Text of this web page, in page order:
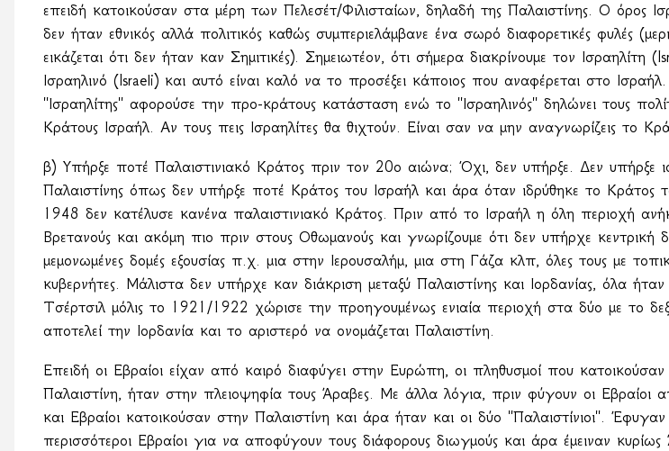
επειδή κατοικούσαν στα μέρη των Πελεσέτ/Φιλισταίων, δηλαδή της Παλαιστίνης. Ο όρος
δεν ήταν εθνικός αλλά πολιτικός καθώς συμπεριελάμβανε ένα σωρό διαφορετικές φυλές
εικάζεται ότι δεν ήταν καν Σημιτικές). Σημειωτέον, ότι σήμερα διακρίνουμε τον Ισραηλίτη
Ισραηλινό (Israeli) και αυτό είναι καλό να το προσέξει κάποιος που αναφέρεται στο
''Ισραηλίτης'' αφορούσε την προ-κράτους κατάσταση ενώ το ''Ισραηλινός'' δηλώνει τους
Κράτους Ισραήλ. Αν τους πεις Ισραηλίτες θα θιχτούν. Είναι σαν να μην αναγνωρίζεις το
β) Υπήρξε ποτέ Παλαιστινιακό Κράτος πριν τον 20ο αιώνα; Όχι, δεν υπήρξε. Δεν υπήρξε
Παλαιστίνης όπως δεν υπήρξε ποτέ Κράτος του Ισραήλ και άρα όταν ιδρύθηκε το Κράτος
1948 δεν κατέλυσε κανένα παλαιστινιακό Κράτος. Πριν από το Ισραήλ η όλη περιοχή
Βρετανούς και ακόμη πιο πριν στους Οθωμανούς και γνωρίζουμε ότι δεν υπήρχε κεντρική
μεμονωμένες δομές εξουσίας π.χ. μια στην Ιερουσαλήμ, μια στη Γάζα κλπ, όλες τους με
κυβερνήτες. Μάλιστα δεν υπήρχε καν διάκριση μεταξύ Παλαιστίνης και Ιορδανίας, όλα
Τσέρτσιλ μόλις το 1921/1922 χώρισε την προηγουμένως ενιαία περιοχή στα δύο με το
αποτελεί την Ιορδανία και το αριστερό να ονομάζεται Παλαιστίνη.
Επειδή οι Εβραίοι είχαν από καιρό διαφύγει στην Ευρώπη, οι πληθυσμοί που
Παλαιστίνη, ήταν στην πλειοψηφία τους Άραβες. Με άλλα λόγια, πριν φύγουν οι Εβραίοι
και Εβραίοι κατοικούσαν στην Παλαιστίνη και άρα ήταν και οι δύο ''Παλαιστίνιοι''. Έφυγαν
περισσότεροι Εβραίοι για να αποφύγουν τους διάφορους διωγμούς και άρα έμειναν